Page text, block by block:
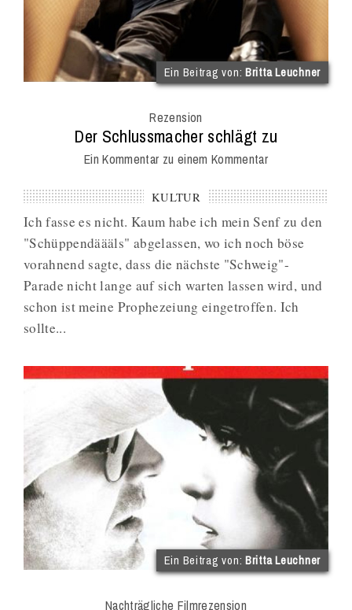
Ein Beitrag von:Britta Leuchner
Rezension
:
Der Schlussmacher schlägt zu
Ein Kommentar zu einem Kommentar
KULTUR
Ich fasse es nicht. Kaum habe ich mein Senf zu den
"Schüppendäääls" abgelassen, wo ich noch böse
vorahnend sagte, dass die nächste "Schweig"-
Parade nicht lange auf sich warten lassen wird, und
schon ist meine Prophezeiung eingetroffen. Ich
sollte...
Ein Beitrag von:Britta Leuchner
Nachträgliche Filmrezension